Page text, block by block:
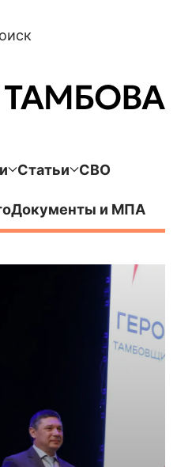
Статьи СВО
Документы и МПА